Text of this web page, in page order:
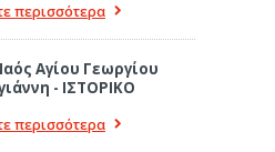
περισσότερα
Αγίου Γεωργίου
- ΙΣΤΟΡΙΚΟ
περισσότερα